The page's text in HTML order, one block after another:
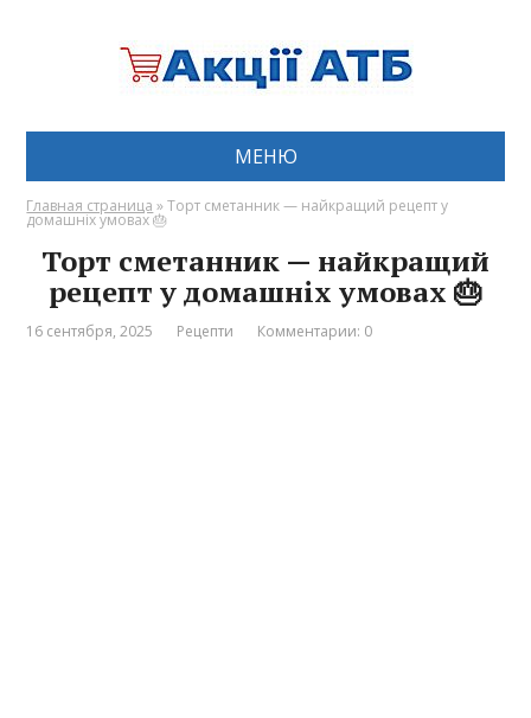
МЕНЮ
Главная страница »Торт сметанник — найкращий рецепт у
домашніх умовах 🎂
Торт сметанник — найкращий
рецепт у домашніх умовах 🎂
16 сентября, 2025 Рецепти Комментарии: 0